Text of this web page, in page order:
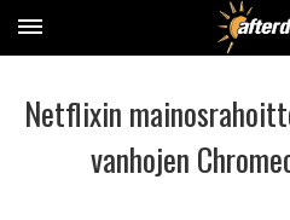
Netflixin
vanhojen